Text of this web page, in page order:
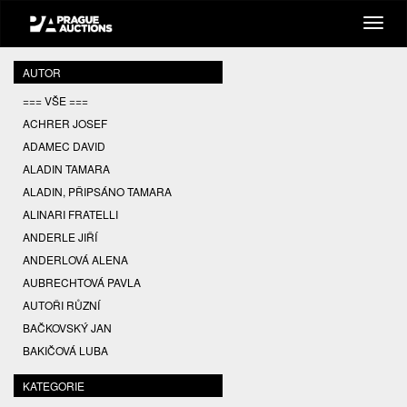
AUTOR
=== VŠE ===
ACHRER JOSEF
ADAMEC DAVID
ALADIN TAMARA
ALADIN, PŘIPSÁNO TAMARA
ALINARI FRATELLI
ANDERLE JIŘÍ
ANDERLOVÁ ALENA
AUBRECHTOVÁ PAVLA
AUTOŘI RŮZNÍ
BAČKOVSKÝ JAN
BAKIČOVÁ LUBA
BALCAR JIŘÍ
BALCAR KAREL
KATEGORIE